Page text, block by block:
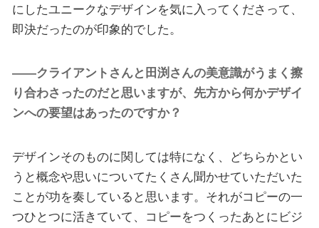
にしたユニークなデザインを気に入ってくださって、
即決だったのが印象的でした。
――クライアントさんと田渕さんの美意識がうまく擦
り合わさったのだと思いますが、先方から何かデザイ
ンへの要望はあったのですか？
デザインそのものに関しては特になく、どちらかとい
うと概念や思いについてたくさん聞かせていただいた
ことが功を奏していると思います。それがコピーの一
つひとつに活きていて、コピーをつくったあとにビジ